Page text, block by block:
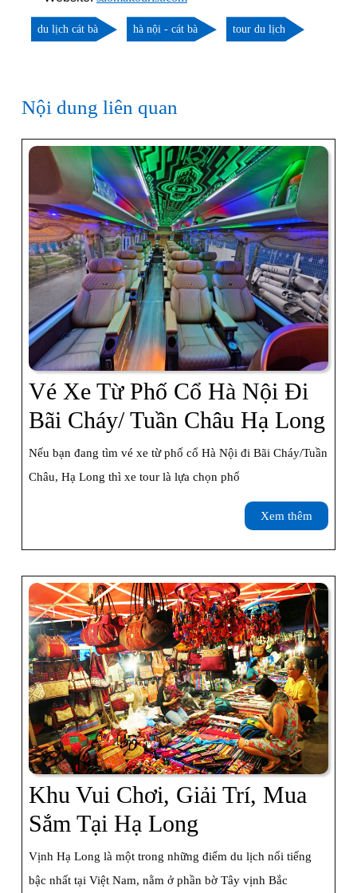
du lịch cát bà hà nội - cát bà tour du lịch
Nội dung liên quan
Vé Xe Từ Phố Cổ Hà Nội Đi
Bãi Cháy/ Tuần Châu Hạ Long
Xe
Cổ
Đi
Bãi
Hạ
Nếu bạn đang tìm vé xe từ phố cổ Hà Nội đi Bãi Cháy/Tuần
Châu, Hạ Long thì xe tour là lựa chọn phổ
Xem thêm
thêm
Khu Vui Chơi, Giải Trí, Mua
Sắm Tại Hạ Long
Vui
Chơi,
Vịnh Hạ Long là một trong những điểm du lịch nổi tiếng
bậc nhất tại Việt Nam, nằm ở phần bờ Tây vịnh Bắc